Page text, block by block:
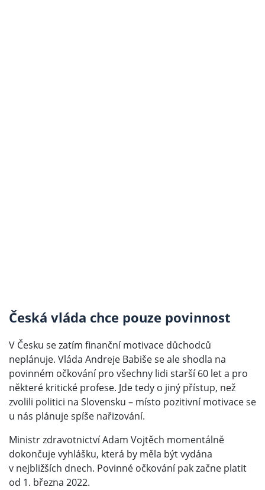
Česká vláda chce pouze povinnost
V Česku se zatím finanční motivace důchodců
neplánuje. Vláda Andreje Babiše se ale shodla na
povinném očkování pro všechny lidi starší 60 let a pro
některé kritické profese. Jde tedy o jiný přístup, než
zvolili politici na Slovensku – místo pozitivní motivace se
u nás plánuje spíše nařizování.
Ministr zdravotnictví Adam Vojtěch momentálně
dokončuje vyhlášku, která by měla být vydána
v nejbližších dnech. Povinné očkování pak začne platit
od 1. března 2022.